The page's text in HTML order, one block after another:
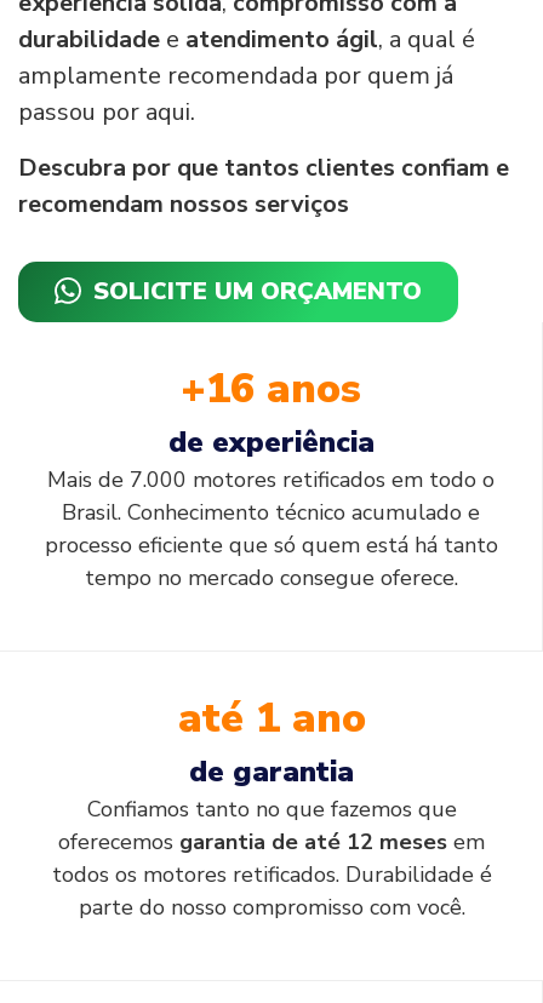
durabilidade e atendimento ágil, a qual é
amplamente recomendada por quem já
passou por aqui.
Descubra por que tantos clientes confiam e
recomendam nossos serviços
SOLICITE UM ORÇAMENTO
+16 anos
de experiência
Mais de 7.000 motores retificados em todo o
Brasil. Conhecimento técnico acumulado e
processo eficiente que só quem está há tanto
tempo no mercado consegue oferece.
até 1 ano
de garantia
Confiamos tanto no que fazemos que
oferecemos garantia de até 12 meses em
todos os motores retificados. Durabilidade é
parte do nosso compromisso com você.